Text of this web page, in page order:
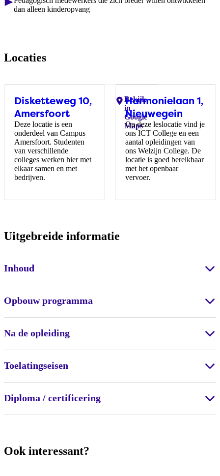
dan alleen kinderopvang
Locaties
Disketteweg 10,
Amersfoort
Deze locatie is een
onderdeel van Campus
Amersfoort. Studenten
van verschillende
colleges werken hier met
elkaar samen en met
bedrijven.
Locaties:
Bekijk
in
Google
Maps
Harmonielaan 1,
Nieuwegein
Op deze leslocatie vind je
ons ICT College en een
aantal opleidingen van
ons Welzijn College. De
locatie is goed bereikbaar
met het openbaar
vervoer.
Uitgebreide informatie
Inhoud
Opbouw programma
Na de opleiding
Toelatingseisen
Diploma / certificering
Ook interessant?